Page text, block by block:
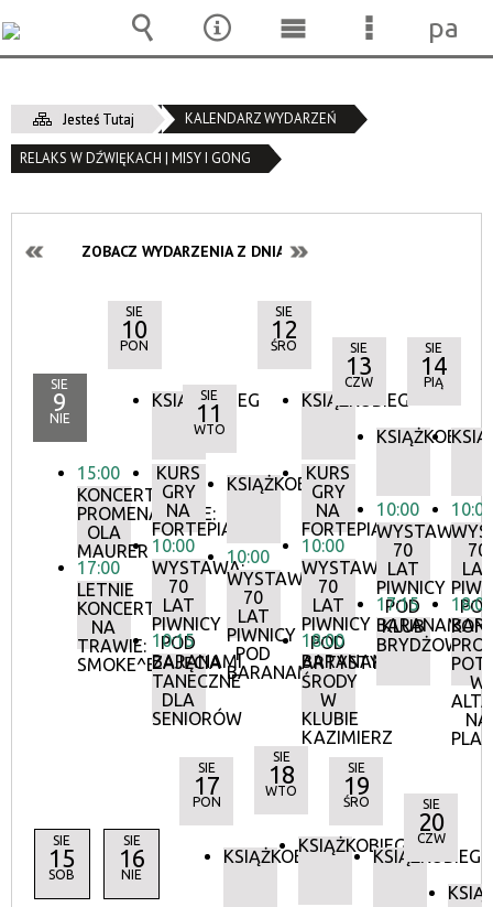
Jesteś Tutaj KALENDARZ WYDARZEŃ
RELAKS W DŹWIĘKACH | MISY I GONG
ZOBACZ WYDARZENIA Z DNIA:
SIE
9
NIE
15:00
KONCERTY
PROMENADOWE:
OLA
MAURER
17:00
LETNIE
KONCERTY
NA
TRAWIE:
SMOKE^BLUES
SIE
10
PON
KSIĄŻKOBIEG
KURS
GRY
NA
FORTEPIANIE
10:00
WYSTAWA:
70
LAT
PIWNICY
POD
BARANAMI
10:15
ZAJĘCIA
TANECZNE
DLA
SENIORÓW
SIE
11
WTO
KSIĄŻKOBIEG
10:00
WYSTAWA:
70
LAT
PIWNICY
POD
BARANAMI
SIE
12
ŚRO
KSIĄŻKOBIEG
KURS
GRY
NA
FORTEPIANIE
10:00
WYSTAWA:
70
LAT
PIWNICY
POD
BARANAMI
18:00
ARTYSTYCZNE
ŚRODY
W
KLUBIE
KAZIMIERZ
SIE
13
CZW
KSIĄŻKOBIEG
10:00
WYSTAWA:
70
LAT
PIWNICY
POD
BARANAMI
17:15
KLUB
BRYDŻOWY
SIE
14
PIĄ
10:00
70
LAT
18:00
W
NA
SIE
15
SOB
SIE
16
NIE
SIE
17
PON
KSIĄŻKOBIEG
SIE
18
WTO
KSIĄŻKOBIEG
SIE
19
ŚRO
KSIĄŻKOBIEG
SIE
20
CZW
Wyszukiwarka
Narzędzia
MenuMenu